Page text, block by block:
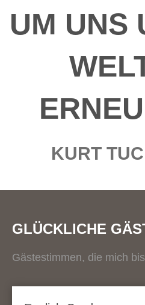
UM UNS
KURT
GLÜCKLICHE
Gästestimmen, die mich